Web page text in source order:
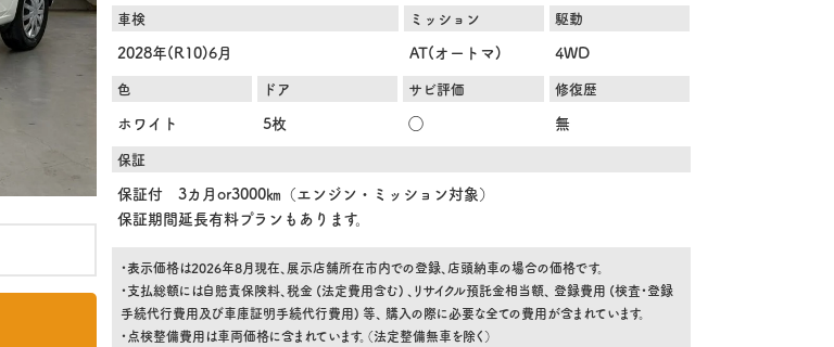
車検
2028年(R10)6月
ミッション
AT(オートマ)
駆動
4WD
色
ホワイト
ドア
5枚
サビ評価
◯
修復歴
無
保証
保証付 3カ月or3000㎞（エンジン・ミッション対象）
保証期間延長有料プランもあります。
・表示価格は2026年8月現在、展示店舗所在市内での登録、店頭納車の場合の価格です。
・支払総額には自賠責保険料、税金 (法定費用含む) 、リサイクル預託金相当額、 登録費用 (検査・登録
手続代行費用及び車庫証明手続代行費用) 等、 購入の際に必要な全ての費用が含まれています。
・点検整備費用は車両価格に含まれています。（法定整備無車を除く）